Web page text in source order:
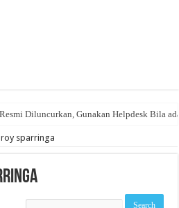
Diluncurkan, Gunakan Helpdesk Bila
sparringa